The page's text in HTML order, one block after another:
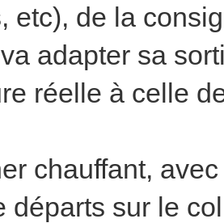
etc), de la
adapter sa
réelle à celle
chauffant,
départs sur le